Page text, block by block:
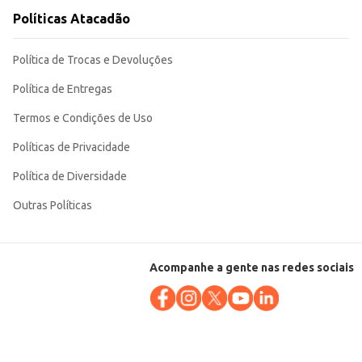
Políticas Atacadão
Política de Trocas e Devoluções
Política de Entregas
Termos e Condições de Uso
Políticas de Privacidade
Política de Diversidade
Outras Políticas
Acompanhe a gente nas redes sociais